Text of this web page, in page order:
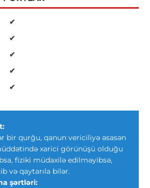
✔
✔
✔
✔
✔
bir qurğu, qanun vericiliyə əsasən
xarici görünüşü olduğu
fiziki müdaxilə edilməyibsə,
və qaytarıla bilər.
şərtləri: